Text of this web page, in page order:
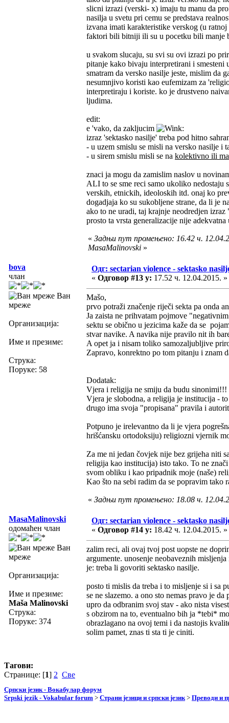
slicni izrazi (verski- x) imaju tu manu da
nasilja u svetu pri cemu se predstava
izvana imati karakteristike verskog (u
faktori bili bitniji ili su u pocetku bili manje
u svakom slucaju, su svi su ovi izrazi po
pitanje kako bivaju interpretirani i
smatram da versko nasilje jeste, mislim da
nesumnjivo koristi kao eufemizam za
interpretiraju i koriste. ko je drustveno
ljudima.
edit:
e 'vako, da zakljucim
:
izraz 'sektasko nasilje' treba pod hitno
- u uzem smislu se misli na versko nasilje i
- u sirem smislu misli se na kolektivno ili
znaci ja mogu da zamislim naslov u
ALI to se sme reci samo ukoliko nedostaju
verskih, etnickih, ideoloskih itd. onaj ko
dogadjaja ko su sukobljene strane, da li je
ako to ne uradi, taj krajnje neodredjen
prosto ta vrsta generalizacije nije
« Задњи пут промењено: 16.42 ч.
MasaMalinovski »
bova
члан
Ван
мреже
Организација:
Име и презиме:
Струка:
Поруке: 58
Одг: sectarian violence - sektasko
« Одговор #13 у: 17.52 ч. 12.04.2015. »
Mašo,
prvo potraži značenje riječi sekta pa onda
Ja zaista ne prihvatam pojmove
sektu se obično u jezicima kaže da se
stvar navike. A navika nije pravilo nit ih
A opet ja i nisam toliko samozaljubljive
Zapravo, konrektno po tom pitanju i znam
Dodatak:
Vjera i religija ne smiju da budu sinonimi!!!
Vjera je slobodna, a religija je institucija -
drugo ima svoja "propisana" pravila i
Potpuno je irelevantno da li je vjera
hrišćansku ortodoksiju) religiozni vjernik
Za me ni jedan čovjek nije bez grijeha niti
religija kao institucija) isto tako. To ne
svom obliku i kao pripadnik moje (naše)
Kao što na sebi radim da se popravim
« Задњи пут промењено: 18.08 ч.
MasaMalinovski
одомаћен члан
Ван
мреже
Организација:
Име и презиме:
Maša Malinovski
Струка:
Поруке: 374
Одг: sectarian violence - sektasko
« Одговор #14 у: 18.42 ч. 12.04.2015. »
zalim reci, ali ovaj tvoj post uopste ne
argumente. unosenje neobaveznih
je: treba li govoriti sektasko nasilje.
posto ti mislis da treba i to misljenje si i sa
se ne slazemo. a ono sto nemas pravo je
upro da odbranim svoj stav - ako nista
s obzirom na to, eventualno bih ja *tebi*
obrazlagano na ovoj temi i da nastojis
solim pamet, znas ti sta ti je ciniti.
Тагови:
Странице: [1] 2 Све
Српски језик - Вокабулар форум
Srpski jezik - Vokabular forum > Страни језици и српски језик> Преводи и